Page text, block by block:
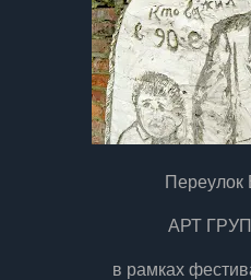
Переулок
АРТ
в рамках